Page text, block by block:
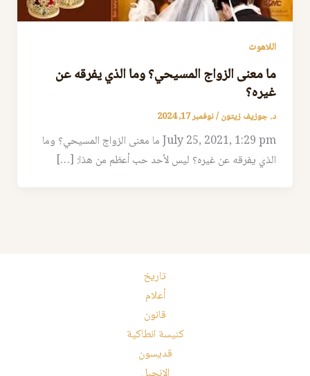
اللاهوت
‬غيره؟
د. جوزيف زيتون/نوفمبر 17, 2024
‬الذي‭ ‬يفرقه‭ ‬عن‭ ‬غيره؟ ليس لأحد حب أعظم من هذا: […]
تاريخ
أعلام
قانون
كنيسة انطاكية
قديسون